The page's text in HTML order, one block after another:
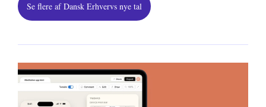
Se flere af Dansk Erhvervs nye tal